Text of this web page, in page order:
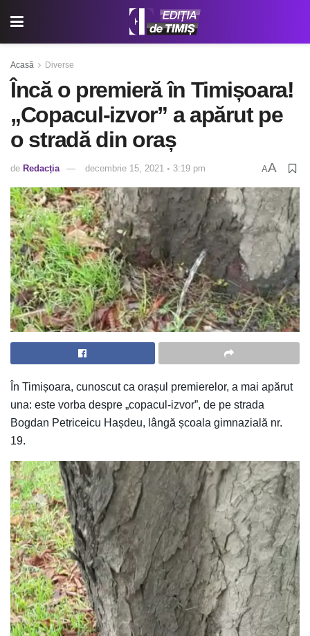
Acasă Diverse
Încă o premieră în Timișoara!
„Copacul-izvor” a apărut pe
o stradă din oraș
de Redacția decembrie 15, 2021 ◦ 3:19 pm AA
În Timișoara, cunoscut ca orașul premierelor, a mai apărut
una: este vorba despre „copacul-izvor”, de pe strada
Bogdan Petriceicu Hașdeu, lângă școala gimnazială nr.
19.